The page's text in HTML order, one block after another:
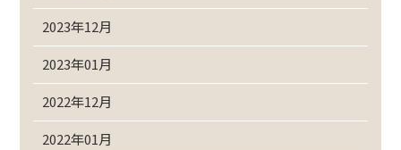
2023年12月
2023年01月
2022年12月
2022年01月